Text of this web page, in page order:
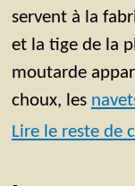
servent à la
et la tige de la
moutarde
choux, les
Lire le reste de